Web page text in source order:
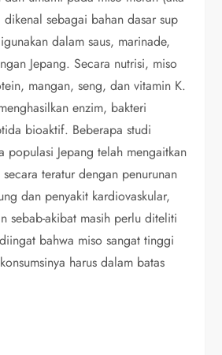
sebagai bahan dasar sup
dalam saus, marinade,
Jepang. Secara nutrisi, miso
mangan, seng, dan vitamin K.
enzim, bakteri
bioaktif. Beberapa studi
populasi Jepang telah mengaitkan
teratur dengan penurunan
dan penyakit kardiovaskular,
sebab-akibat masih perlu diteliti
bahwa miso sangat tinggi
harus dalam batas